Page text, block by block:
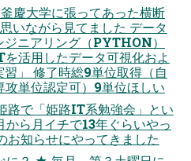
慶大学に張ってあった横断
いながら見てました データ
ニアリング（PYTHON）
活用したデータ可視化およ
」 修了時総9単位取得（自
単位認定可）9単位ほしい
路で「姫路IT系勉強会」とい
から月イチで13年ぐらいやっ
お知らせにやってきました